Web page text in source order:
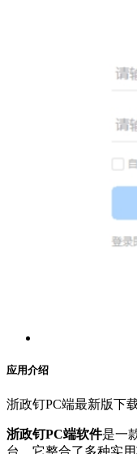
应用介绍
浙政钉PC端最新版下
浙政钉PC端软件是一
台，它整合了多种实